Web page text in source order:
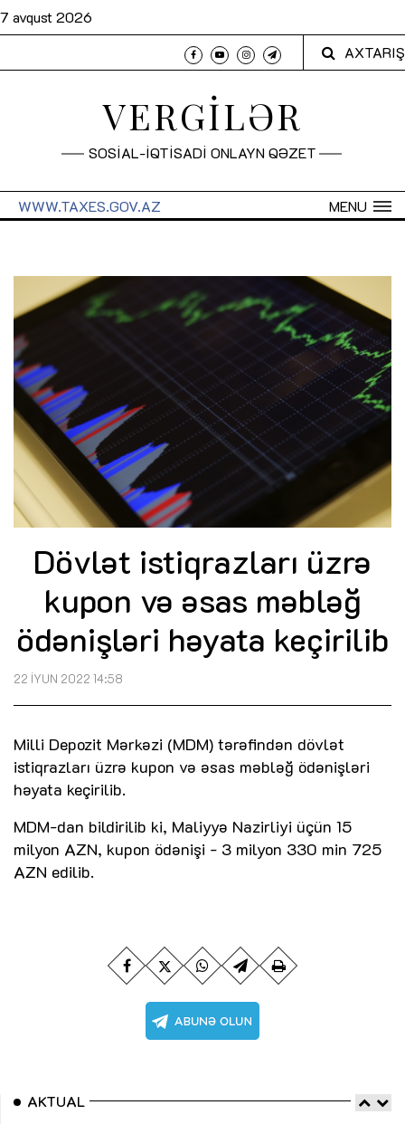
7 avqust 2026
AXTARIŞ
VERGİLƏR
SOSİAL-İQTİSADİ ONLAYN QƏZET
MENU
WWW.TAXES.GOV.AZ
Dövlət istiqrazları üzrə
kupon və əsas məbləğ
ödənişləri həyata keçirilib
22 İYUN 2022 14:58
Milli Depozit Mərkəzi (MDM) tərəfindən dövlət
istiqrazları üzrə kupon və əsas məbləğ ödənişləri
həyata keçirilib.
MDM-dan bildirilib ki, Maliyyə Nazirliyi üçün 15
milyon AZN, kupon ödənişi - 3 milyon 330 min 725
AZN edilib.
AKTUAL